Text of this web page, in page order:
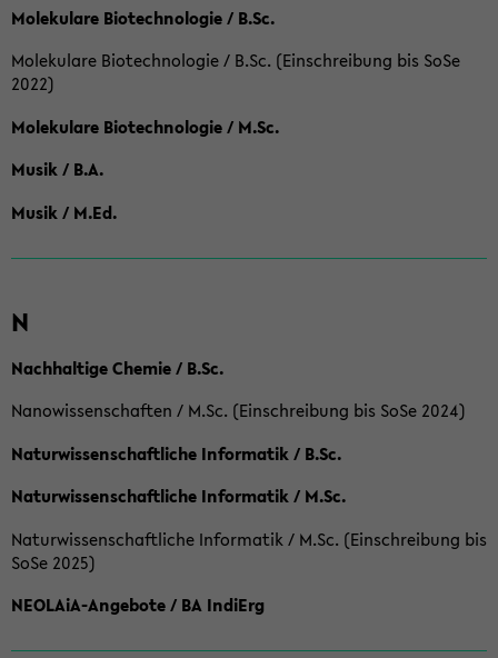
Molekulare Biotechnologie / B.Sc.
Molekulare Biotechnologie / B.Sc. (Einschreibung bis SoSe
2022)
Molekulare Biotechnologie / M.Sc.
Musik / B.A.
Musik / M.Ed.
N
Nachhaltige Chemie / B.Sc.
Nanowissenschaften / M.Sc. (Einschreibung bis SoSe 2024)
Naturwissenschaftliche Informatik / B.Sc.
Naturwissenschaftliche Informatik / M.Sc.
Naturwissenschaftliche Informatik / M.Sc. (Einschreibung bis
SoSe 2025)
NEOLAiA-Angebote / BA IndiErg